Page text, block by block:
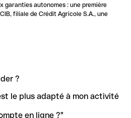
garanties autonomes : une première
filiale de Crédit Agricole S.A., une
?
le plus adapté à mon activité
en ligne ?"